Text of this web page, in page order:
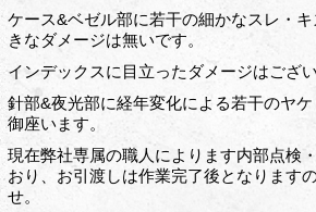
ケース&ベゼル部に若干の細かなスレ・
きなダメージは無いです。
インデックスに目立ったダメージはござい
針部&夜光部に経年変化による若干のヤ
御座います。
現在弊社専属の職人によります内部点検
おり、お引渡しは作業完了後となります
せ。